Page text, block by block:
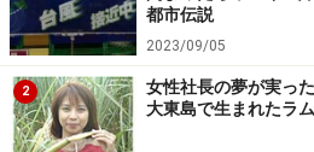
が、これが結構当たっているか
が終わると、南国らしい晴天の
す。時間に余裕のある人は、こ
旅行に来られることをおすすめし
都市伝説
2023/09/05
2
女性社長の夢が実
大東島で生まれたラ